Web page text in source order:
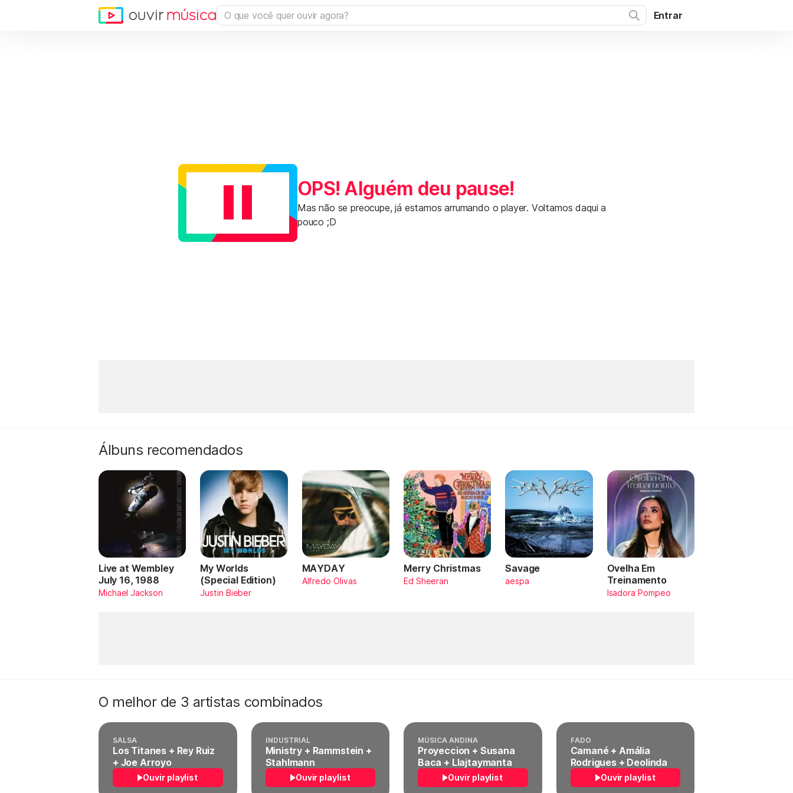
Entrar
OPS! Alguém deu pause!
Mas não se preocupe, já estamos arrumando o player. Voltamos daqui a
pouco ;D
Álbuns recomendados
Live at Wembley
July 16, 1988
Michael Jackson
My Worlds
(Special Edition)
Justin Bieber
MAYDAY
Alfredo Olivas
Merry Christmas
Ed Sheeran
Savage
aespa
Ovelha Em
Treinamento
Isadora Pompeo
O melhor de 3 artistas combinados
SALSA
Los Titanes + Rey Ruiz
+ Joe Arroyo
Ouvir playlist
INDUSTRIAL
Ministry + Rammstein +
Stahlmann
Ouvir playlist
MÚSICA ANDINA
Proyeccion + Susana
Baca + Llajtaymanta
Ouvir playlist
FADO
Camané + Amália
Rodrigues + Deolinda
Ouvir playlist